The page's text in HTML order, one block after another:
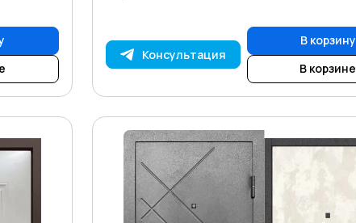
Консультация
В корзину
В корзине